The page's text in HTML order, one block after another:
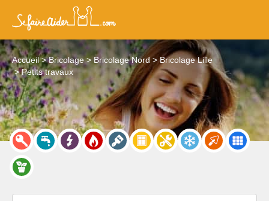
Accueil Bricolage Bricolage Nord
Bricolage Lille
Petits travaux